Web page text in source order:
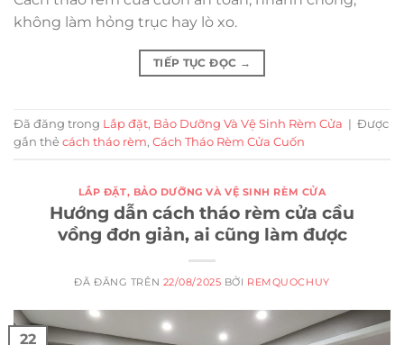
không làm hỏng trục hay lò xo.
TIẾP TỤC ĐỌC →
Đã đăng trong Lắp đặt, Bảo Dưỡng Và Vệ Sinh Rèm Cửa | Được
gắn thẻ cách tháo rèm, Cách Tháo Rèm Cửa Cuốn
LẮP ĐẶT, BẢO DƯỠNG VÀ VỆ SINH RÈM CỬA
Hướng dẫn cách tháo rèm cửa cầu
vồng đơn giản, ai cũng làm được
ĐÃ ĐĂNG TRÊN 22/08/2025 BỞI REMQUOCHUY
22